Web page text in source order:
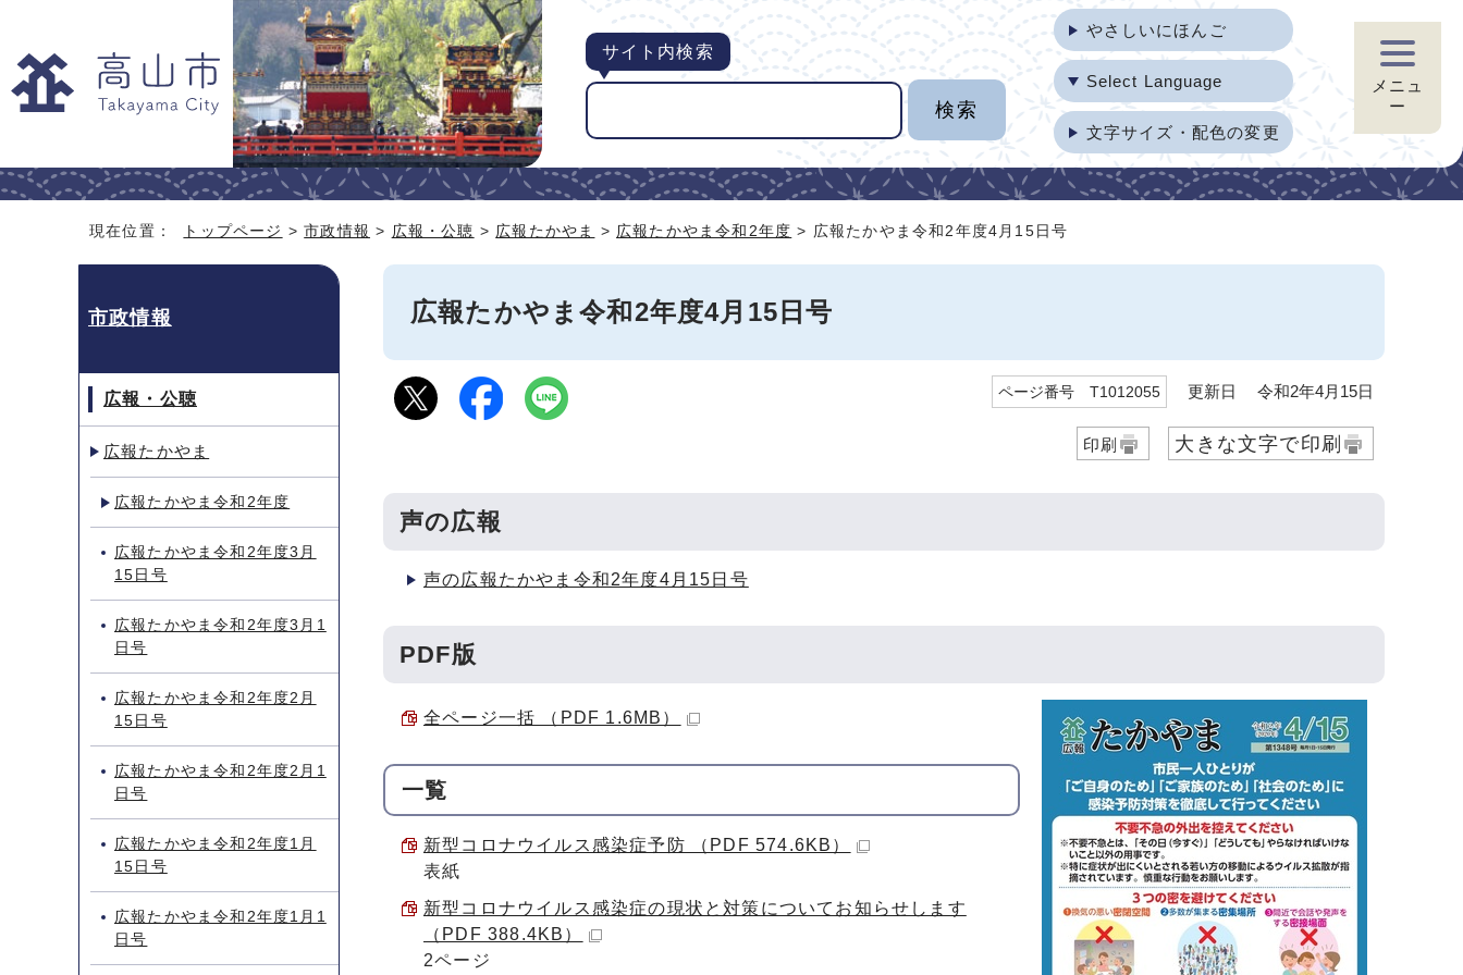
サイト内検索
やさしいにほんご
Select Language
文字サイズ・配色の変更
メニュ
ー
現在位置： トップページ >市政情報 > 広報・公聴 > 広報たかやま > 広報たかやま令和2年度 > 広報たかやま令和2年度4月15日号
広報たかやま令和2年度4月15日号
ページ番号 T1012055 更新日 令和2年4月15日
印刷 大きな文字で印刷
声の広報
声の広報たかやま令和2年度4月15日号
PDF版
全ページ一括 （PDF 1.6MB）
一覧
新型コロナウイルス感染症予防 （PDF 574.6KB）
表紙
新型コロナウイルス感染症の現状と対策についてお知らせします
（PDF 388.4KB）
2ページ
市政情報
広報・公聴
広報たかやま
広報たかやま令和2年度
広報たかやま令和2年度3月
15日号
広報たかやま令和2年度3月1
日号
広報たかやま令和2年度2月
15日号
広報たかやま令和2年度2月1
日号
広報たかやま令和2年度1月
15日号
広報たかやま令和2年度1月1
日号